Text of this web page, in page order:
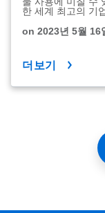
한 세계 최고의 기
on 2023년 5월 16
더보기